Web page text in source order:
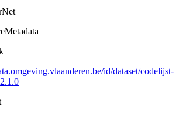
id/dataset/codelijst-